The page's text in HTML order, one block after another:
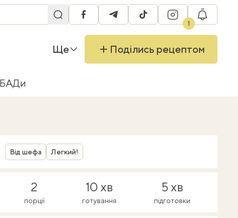
facebooktelegramtiktok instagram
1
Ще Поділись рецептом
Від шефа Легкий!
2
порції
10 хв
готування
5 хв
підготовки